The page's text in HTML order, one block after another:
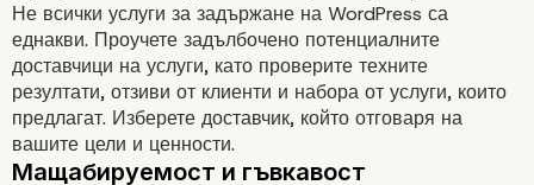
Оптимизиране на
Не всички услуги за задържане на WordPress са
еднакви. Проучете задълбочено потенциалните
доставчици на услуги, като проверите техните
резултати, отзиви от клиенти и набора от услуги, които
предлагат. Изберете доставчик, който отговаря на
вашите цели и ценности.